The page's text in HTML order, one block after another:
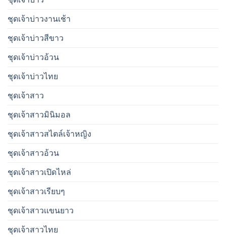
ชุดเจ้าบ่าวงานเช้า
ชุดเจ้าบ่าวสีขาว
ชุดเจ้าบ่าวอ้วน
ชุดเจ้าบ่าวไทย
ชุดเจ้าสาว
ชุดเจ้าสาวมินิมอล
ชุดเจ้าสาวสไตล์เจ้าหญิง
ชุดเจ้าสาวอ้วน
ชุดเจ้าสาวเปิดไหล่
ชุดเจ้าสาวเรียบๆ
ชุดเจ้าสาวเเขนยาว
ชุดเจ้าสาวไทย